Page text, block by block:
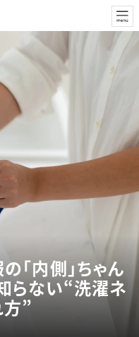
「内側」ちゃん
らない“洗濯ネ
”